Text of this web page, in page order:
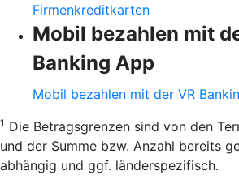
Firmenkreditkarten
Mobil bezahlen mit
Banking App
Mobil bezahlen mit der VR
1 Die Betragsgrenzen sind von den
und der Summe bzw. Anzahl bereits
abhängig und ggf. länderspezifisch.